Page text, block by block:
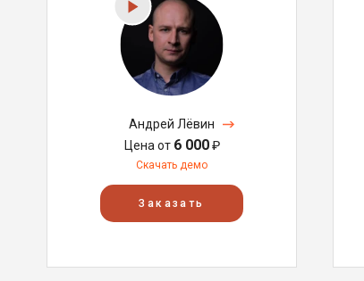
Андрей Лёвин
Цена от 6 000₽
Скачать демо
Заказать